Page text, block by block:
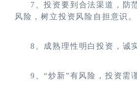
7 、投资要到合法渠道，防
风险，树立投资风险自担意识。
8 、成熟理性明白投资，诚
9 、“炒新”有风险，投资需